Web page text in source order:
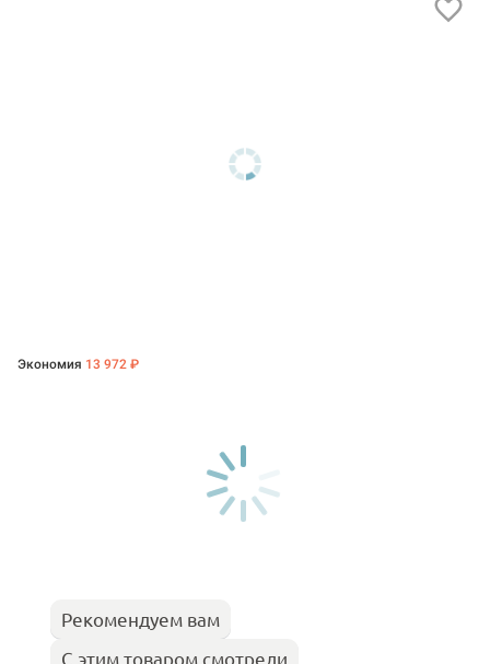
Экономия 13 972 ₽
Рекомендуем вам
С этим товаром смотрели